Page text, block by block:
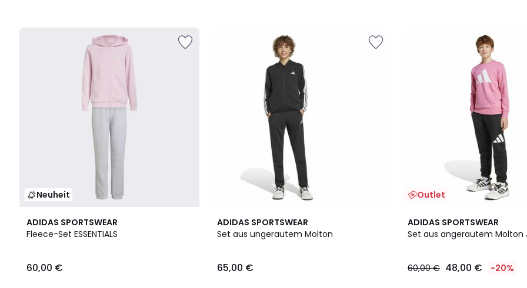
Neuheit
ADIDAS SPORTSWEAR
Fleece-Set ESSENTIALS
60,00 €
ADIDAS SPORTSWEAR
Set aus ungerautem Molton
65,00 €
5
/
2
Farben
Outlet
ADIDAS SPORTSWEAR
Set aus angerautem Molton
60,00 € 48,00 € -20%